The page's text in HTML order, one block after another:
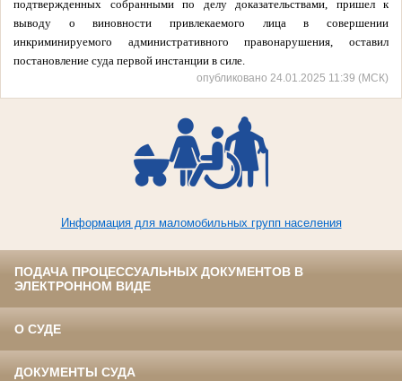
подтвержденных собранными по делу доказательствами, пришел к
выводу о виновности привлекаемого лица в совершении
инкриминируемого административного правонарушения, оставил
постановление суда первой инстанции в силе.
опубликовано 24.01.2025 11:39 (МСК)
Информация для маломобильных групп населения
ПОДАЧА ПРОЦЕССУАЛЬНЫХ ДОКУМЕНТОВ В
ЭЛЕКТРОННОМ ВИДЕ
О СУДЕ
ДОКУМЕНТЫ СУДА